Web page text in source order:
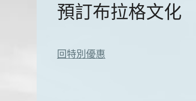
預訂布拉格文化
回特別優惠